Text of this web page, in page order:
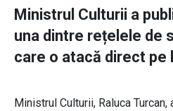
Ministrul Culturii a
una dintre rețelele de
care o atacă direct pe
Ministrul Culturii, Raluca